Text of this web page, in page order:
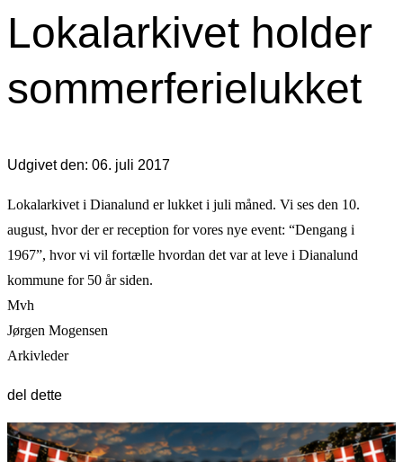
Lokalarkivet holder
sommerferielukket
Udgivet den: 06. juli 2017
Lokalarkivet i Dianalund er lukket i juli måned. Vi ses den 10.
august, hvor der er reception for vores nye event: “Dengang i
1967”, hvor vi vil fortælle hvordan det var at leve i Dianalund
kommune for 50 år siden.
Mvh
Jørgen Mogensen
Arkivleder
del dette